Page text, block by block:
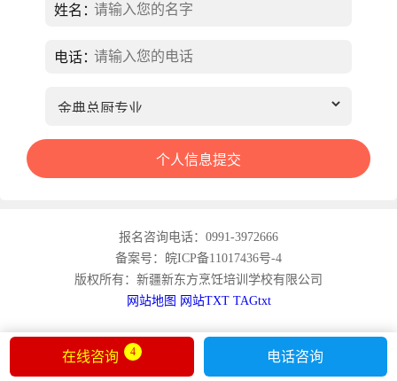
姓名：
电话：
报名咨询电话：0991-3972666
备案号：皖ICP备11017436号-4
版权所有：新疆新东方烹饪培训学校有限公司
网站地图 网站TXT TAGtxt
在线咨询 4 电话咨询